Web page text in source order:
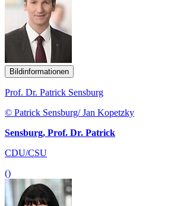
Bildinformationen
Prof. Dr. Patrick Sensburg
© Patrick Sensburg/ Jan Kopetzky
Sensburg, Prof. Dr. Patrick
CDU/CSU
()